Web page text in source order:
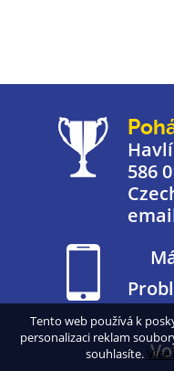
586
Tento web používá k
personalizaci reklam
souhlasíte.